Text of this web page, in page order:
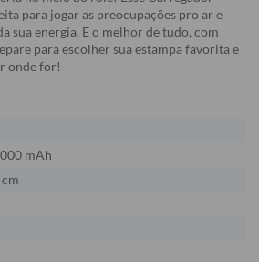
para jogar as preocupações pro ar e
sua energia. E o melhor de tudo, com
para escolher sua estampa favorita e
onde for!
mAh